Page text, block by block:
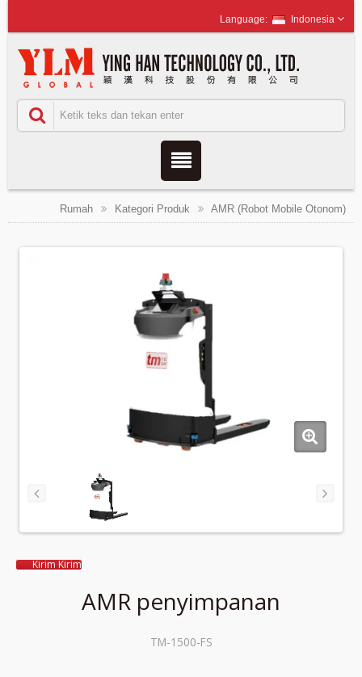
Indonesia
Rumah Kategori Produk AMR (Robot Mobile Otonom)
Kirim Kirim
AMR penyimpanan
TM-1500-FS